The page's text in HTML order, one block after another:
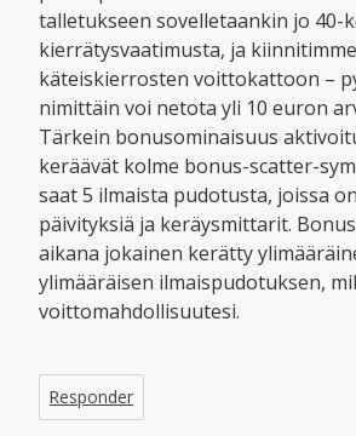
talletukseen sovelletaankin jo 40-
kierrätysvaatimusta, ja
käteiskierrosten voittokattoon –
nimittäin voi netota yli 10 euron
Tärkein bonusominaisuus
keräävät kolme bonus-scatter-
saat 5 ilmaista pudotusta, joissa
päivityksiä ja keräysmittarit.
aikana jokainen kerätty
ylimääräisen ilmaispudotuksen,
voittomahdollisuutesi.
Responder